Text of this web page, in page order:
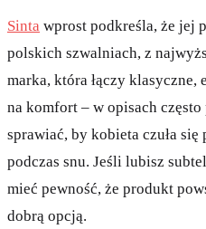
Sinta wprost podkreśla, że jej
polskich szwalniach, z
marka, która łączy
na komfort – w opisach
sprawiać, by kobieta czuła
podczas snu. Jeśli lubisz
mieć pewność, że produkt
dobrą opcją.